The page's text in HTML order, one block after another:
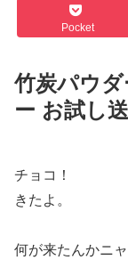
Pocket
竹炭パウ
ー お試し
チョコ！
きたよ。
何が来たんかニャ